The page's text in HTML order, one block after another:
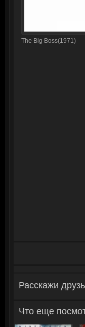
The Big Boss(1971)
Расскажи
Что еще